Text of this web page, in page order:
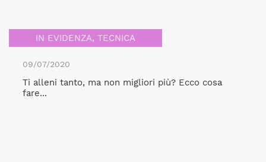
IN EVIDENZA, TECNICA
09/07/2020
Ti alleni tanto, ma non migliori più? Ecco cosa
fare...